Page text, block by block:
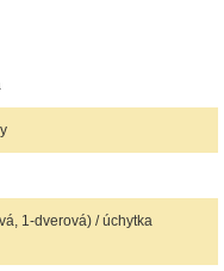
1-dverová) / úchytka